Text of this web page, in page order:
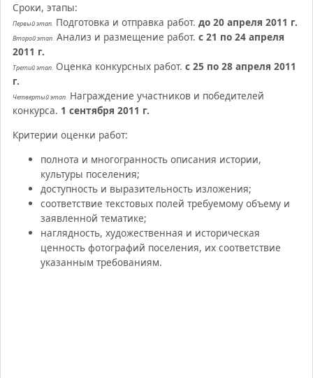
Сроки, этапы:
Первый этап. Подготовка и отправка работ. до 20 апреля 2011 г.
Второй этап. Анализ и размещение работ. с 21 по 24 апреля
2011 г.
Третий этап. Оценка конкурсных работ. с 25 по 28 апреля 2011
г.
Четвертый этап. Награждение участников и победителей
конкурса. 1 сентября 2011 г.
Критерии оценки работ:
полнота и многогранность описания истории,
культуры поселения;
доступность и выразительность изложения;
соответствие текстовых полей требуемому объему и
заявленной тематике;
наглядность, художественная и историческая
ценность фотографий поселения, их соответствие
указанным требованиям.